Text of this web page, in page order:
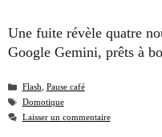
Une fuite révèle quatre
Google Gemini, prêts à
Catégories
Flash, Pause café
Étiquettes
Domotique
Laisser un commentaire